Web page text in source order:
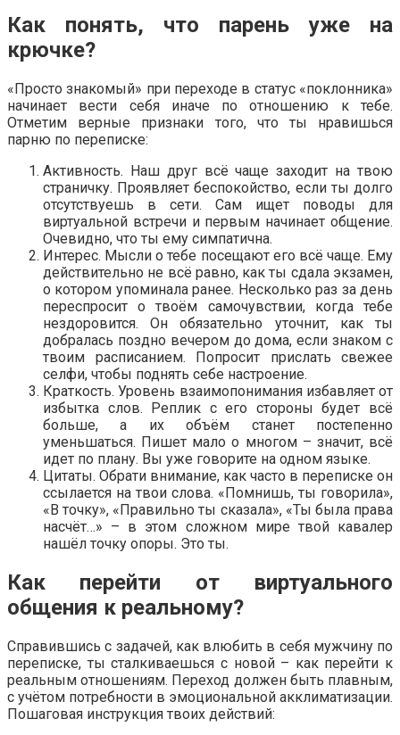
Как понять, что парень уже на
крючке?
«Просто знакомый» при переходе в статус «поклонника»
начинает вести себя иначе по отношению к тебе.
Отметим верные признаки того, что ты нравишься
парню по переписке:
Активность. Наш друг всё чаще заходит на твою
страничку. Проявляет беспокойство, если ты долго
отсутствуешь в сети. Сам ищет поводы для
виртуальной встречи и первым начинает общение.
Очевидно, что ты ему симпатична.
Интерес. Мысли о тебе посещают его всё чаще. Ему
действительно не всё равно, как ты сдала экзамен,
о котором упоминала ранее. Несколько раз за день
переспросит о твоём самочувствии, когда тебе
нездоровится. Он обязательно уточнит, как ты
добралась поздно вечером до дома, если знаком с
твоим расписанием. Попросит прислать свежее
селфи, чтобы поднять себе настроение.
Краткость. Уровень взаимопонимания избавляет от
избытка слов. Реплик с его стороны будет всё
больше, а их объём станет постепенно
уменьшаться. Пишет мало о многом – значит, всё
идет по плану. Вы уже говорите на одном языке.
Цитаты. Обрати внимание, как часто в переписке он
ссылается на твои слова. «Помнишь, ты говорила»,
«В точку», «Правильно ты сказала», «Ты была права
насчёт…» – в этом сложном мире твой кавалер
нашёл точку опоры. Это ты.
Как перейти от виртуального
общения к реальному?
Справившись с задачей, как влюбить в себя мужчину по
переписке, ты сталкиваешься с новой – как перейти к
реальным отношениям. Переход должен быть плавным,
с учётом потребности в эмоциональной акклиматизации.
Пошаговая инструкция твоих действий: